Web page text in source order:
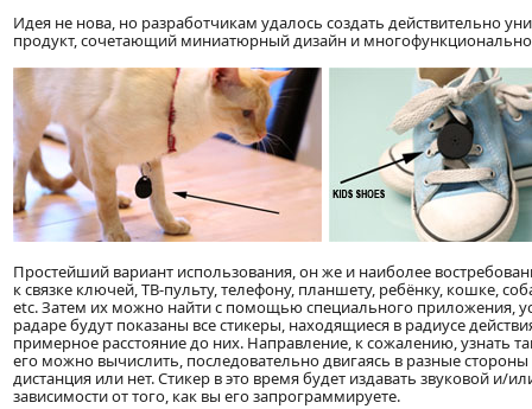
Идея не нова, но разработчикам удалось создать действительно
продукт, сочетающий миниатюрный дизайн и
Простейший вариант использования, он же и наиболее
к связке ключей, ТВ-пульту, телефону, планшету, ребёнку, кошке,
etc. Затем их можно найти с помощью специального приложения,
радаре будут показаны все стикеры, находящиеся в радиусе
примерное расстояние до них. Направление, к сожалению, узнать
его можно вычислить, последовательно двигаясь в разные стороны
дистанция или нет. Стикер в это время будет издавать звуковой и/
зависимости от того, как вы его запрограммируете.